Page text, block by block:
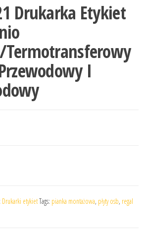
Drukarka Etykiet
Termotransferowy
I
Drukarki etykietTags: pianka montażowa, płyty osb, regal